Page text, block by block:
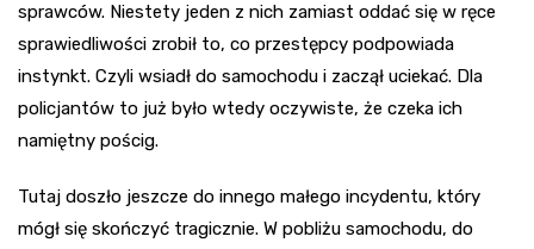
sprawców. Niestety jeden z nich zamiast oddać się w ręce
sprawiedliwości zrobił to, co przestępcy podpowiada
instynkt. Czyli wsiadł do samochodu i zaczął uciekać. Dla
policjantów to już było wtedy oczywiste, że czeka ich
namiętny pościg.
Tutaj doszło jeszcze do innego małego incydentu, który
mógł się skończyć tragicznie. W pobliżu samochodu, do